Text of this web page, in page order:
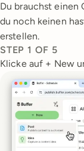
Du brauchst einen
du noch keinen
erstellen.
STEP 1 OF 5
Klicke auf + New